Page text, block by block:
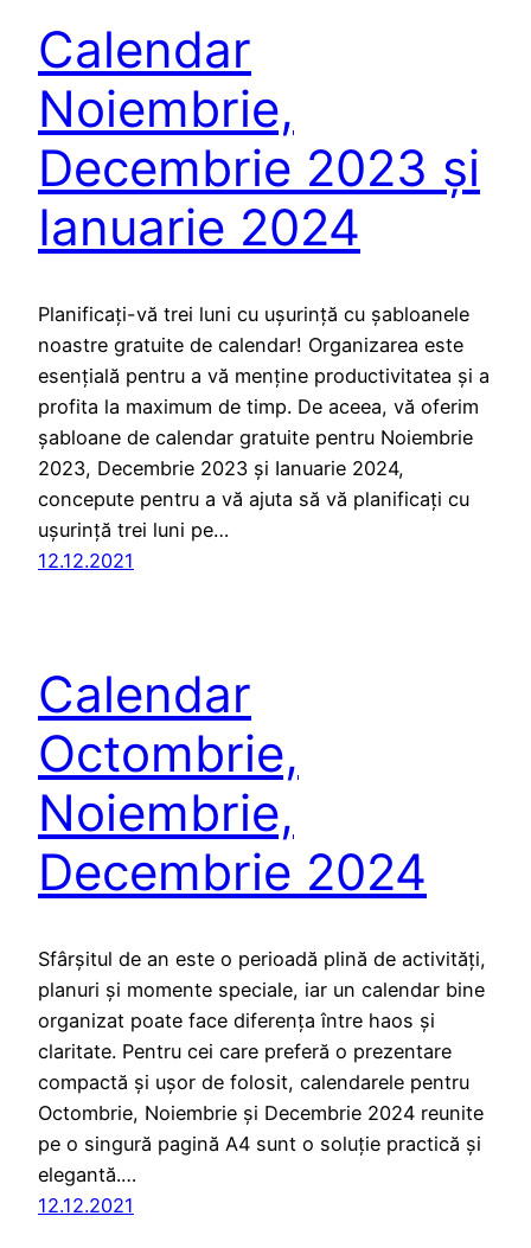
Calendar
Noiembrie,
Decembrie 2023 și
Ianuarie 2024
Planificați-vă trei luni cu ușurință cu șabloanele
noastre gratuite de calendar! Organizarea este
esențială pentru a vă menține productivitatea și a
profita la maximum de timp. De aceea, vă oferim
șabloane de calendar gratuite pentru Noiembrie
2023, Decembrie 2023 și Ianuarie 2024,
concepute pentru a vă ajuta să vă planificați cu
ușurință trei luni pe…
12.12.2021
Calendar
Octombrie,
Noiembrie,
Decembrie 2024
Sfârșitul de an este o perioadă plină de activități,
planuri și momente speciale, iar un calendar bine
organizat poate face diferența între haos și
claritate. Pentru cei care preferă o prezentare
compactă și ușor de folosit, calendarele pentru
Octombrie, Noiembrie și Decembrie 2024 reunite
pe o singură pagină A4 sunt o soluție practică și
elegantă.…
12.12.2021